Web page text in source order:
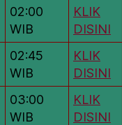
02:00
WIB
KLIK
DISINI
02:45
WIB
KLIK
DISINI
03:00
WIB
KLIK
DISINI